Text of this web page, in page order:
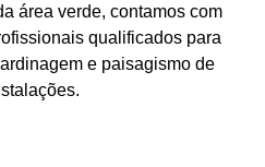
área verde, contamos com
qualificados para
e paisagismo de